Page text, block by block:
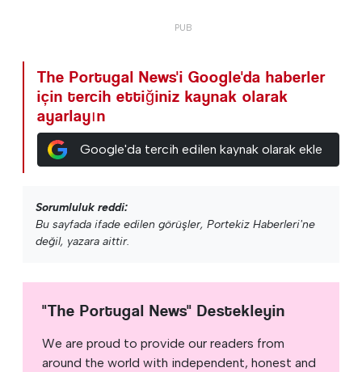
The Portugal News'i Google'da haberler
için tercih ettiğiniz kaynak olarak
ayarlayın
Google'da tercih edilen kaynak olarak ekle
Sorumluluk reddi:
Bu sayfada ifade edilen görüşler, Portekiz Haberleri'ne
değil, yazara aittir.
"The Portugal News" Destekleyin
We are proud to provide our readers from
around the world with independent, honest and